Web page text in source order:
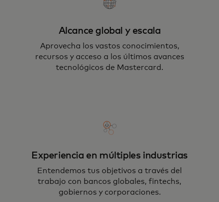
Alcance global y escala
Aprovecha los vastos conocimientos,
recursos y acceso a los últimos avances
tecnológicos de Mastercard.
Experiencia en múltiples industrias
Entendemos tus objetivos a través del
trabajo con bancos globales, fintechs,
gobiernos y corporaciones.